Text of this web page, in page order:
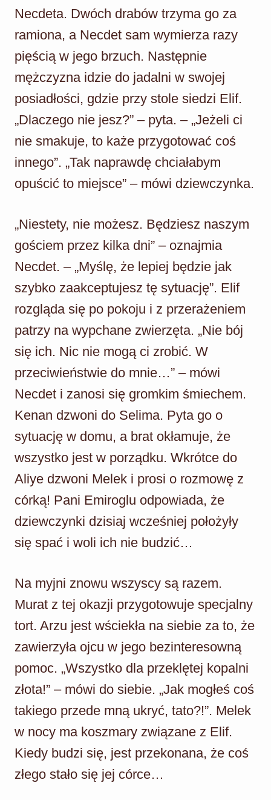
Necdeta. Dwóch drabów trzyma go za
ramiona, a Necdet sam wymierza razy
pięścią w jego brzuch. Następnie
mężczyzna idzie do jadalni w swojej
posiadłości, gdzie przy stole siedzi Elif.
„Dlaczego nie jesz?” – pyta. – „Jeżeli ci
nie smakuje, to każe przygotować coś
innego”. „Tak naprawdę chciałabym
opuścić to miejsce” – mówi dziewczynka.
„Niestety, nie możesz. Będziesz naszym
gościem przez kilka dni” – oznajmia
Necdet. – „Myślę, że lepiej będzie jak
szybko zaakceptujesz tę sytuację”. Elif
rozgląda się po pokoju i z przerażeniem
patrzy na wypchane zwierzęta. „Nie bój
się ich. Nic nie mogą ci zrobić. W
przeciwieństwie do mnie…” – mówi
Necdet i zanosi się gromkim śmiechem.
Kenan dzwoni do Selima. Pyta go o
sytuację w domu, a brat okłamuje, że
wszystko jest w porządku. Wkrótce do
Aliye dzwoni Melek i prosi o rozmowę z
córką! Pani Emiroglu odpowiada, że
dziewczynki dzisiaj wcześniej położyły
się spać i woli ich nie budzić…
Na myjni znowu wszyscy są razem.
Murat z tej okazji przygotowuje specjalny
tort. Arzu jest wściekła na siebie za to, że
zawierzyła ojcu w jego bezinteresowną
pomoc. „Wszystko dla przeklętej kopalni
złota!” – mówi do siebie. „Jak mogłeś coś
takiego przede mną ukryć, tato?!”. Melek
w nocy ma koszmary związane z Elif.
Kiedy budzi się, jest przekonana, że coś
złego stało się jej córce…